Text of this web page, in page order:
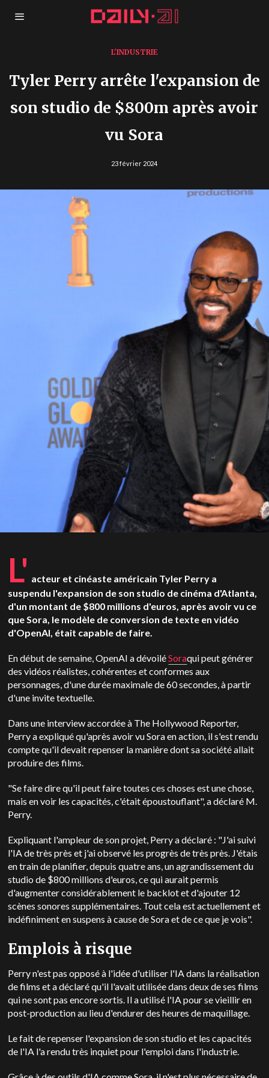
L'INDUSTRIE
Tyler Perry arrête l'expansion de
son studio de $800m après avoir
vu Sora
23 février 2024
L' acteur et cinéaste américain Tyler Perry a
suspendu l'expansion de son studio de cinéma d'Atlanta,
d'un montant de $800 millions d'euros, après avoir vu ce
que Sora, le modèle de conversion de texte en vidéo
d'OpenAI, était capable de faire.
En début de semaine, OpenAI a dévoiléSoraqui peut générer
des vidéos réalistes, cohérentes et conformes aux
personnages, d'une durée maximale de 60 secondes, à partir
d'une invite textuelle.
Dans une interview accordée à The Hollywood Reporter,
Perry a expliqué qu'après avoir vu Sora en action, il s'est rendu
compte qu'il devait repenser la manière dont sa société allait
produire des films.
"Se faire dire qu'il peut faire toutes ces choses est une chose,
mais en voir les capacités, c'était époustouflant", a déclaré M.
Perry.
Expliquant l'ampleur de son projet, Perry a déclaré : "J'ai suivi
l'IA de très près et j'ai observé les progrès de très près. J'étais
en train de planifier, depuis quatre ans, un agrandissement du
studio de $800 millions d'euros, ce qui aurait permis
d'augmenter considérablement le backlot et d'ajouter 12
scènes sonores supplémentaires. Tout cela est actuellement et
indéfiniment en suspens à cause de Sora et de ce que je vois".
Emplois à risque
Perry n'est pas opposé à l'idée d'utiliser l'IA dans la réalisation
de films et a déclaré qu'il l'avait utilisée dans deux de ses films
qui ne sont pas encore sortis. Il a utilisé l'IA pour se vieillir en
post-production au lieu d'endurer des heures de maquillage.
Le fait de repenser l'expansion de son studio et les capacités
de l'IA l'a rendu très inquiet pour l'emploi dans l'industrie.